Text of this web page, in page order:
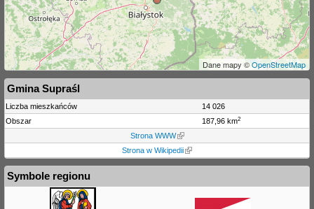
Dane mapy ©OpenStreetMap
Gmina Supraśl
Liczba mieszkańców
14 026
Obszar
187,96 km2
Strona WWW
Strona w Wikipedii
Symbole regionu